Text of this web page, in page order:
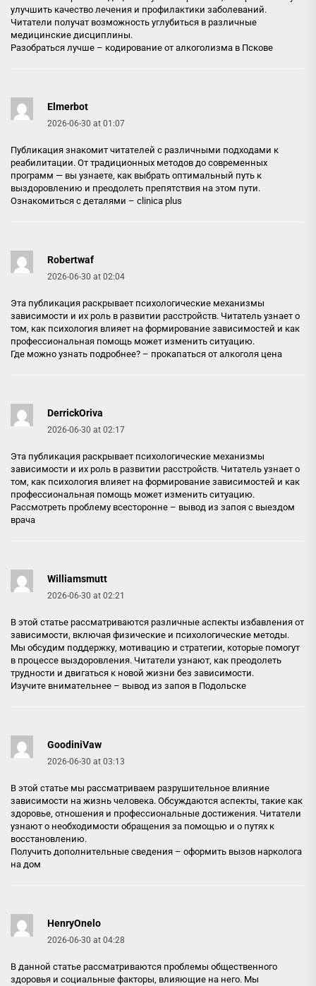
улучшить качество лечения и профилактики заболеваний.
Читатели получат возможность углубиться в различные
медицинские дисциплины.
Разобраться лучше – кодирование от алкоголизма в Пскове
Elmerbot
2026-06-30 at 01:07
Публикация знакомит читателей с различными подходами к
реабилитации. От традиционных методов до современных
программ — вы узнаете, как выбрать оптимальный путь к
выздоровлению и преодолеть препятствия на этом пути.
Ознакомиться с деталями – clinica plus
Robertwaf
2026-06-30 at 02:04
Эта публикация раскрывает психологические механизмы
зависимости и их роль в развитии расстройств. Читатель узнает о
том, как психология влияет на формирование зависимостей и как
профессиональная помощь может изменить ситуацию.
Где можно узнать подробнее? – прокапаться от алкоголя цена
DerrickOriva
2026-06-30 at 02:17
Эта публикация раскрывает психологические механизмы
зависимости и их роль в развитии расстройств. Читатель узнает о
том, как психология влияет на формирование зависимостей и как
профессиональная помощь может изменить ситуацию.
Рассмотреть проблему всесторонне – вывод из запоя с выездом
врача
Williamsmutt
2026-06-30 at 02:21
В этой статье рассматриваются различные аспекты избавления от
зависимости, включая физические и психологические методы.
Мы обсудим поддержку, мотивацию и стратегии, которые помогут
в процессе выздоровления. Читатели узнают, как преодолеть
трудности и двигаться к новой жизни без зависимости.
Изучите внимательнее – вывод из запоя в Подольске
GoodiniVaw
2026-06-30 at 03:13
В этой статье мы рассматриваем разрушительное влияние
зависимости на жизнь человека. Обсуждаются аспекты, такие как
здоровье, отношения и профессиональные достижения. Читатели
узнают о необходимости обращения за помощью и о путях к
восстановлению.
Получить дополнительные сведения – оформить вызов нарколога
на дом
HenryOnelo
2026-06-30 at 04:28
В данной статье рассматриваются проблемы общественного
здоровья и социальные факторы, влияющие на него. Мы